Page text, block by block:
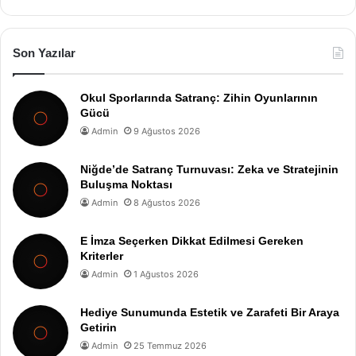
Son Yazılar
Okul Sporlarında Satranç: Zihin Oyunlarının
Gücü
Admin 9 Ağustos 2026
Niğde’de Satranç Turnuvası: Zeka ve Stratejinin
Buluşma Noktası
Admin 8 Ağustos 2026
E İmza Seçerken Dikkat Edilmesi Gereken
Kriterler
Admin 1 Ağustos 2026
Hediye Sunumunda Estetik ve Zarafeti Bir Araya
Getirin
Admin 25 Temmuz 2026